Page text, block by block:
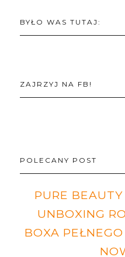
BYŁO WAS TUTAJ:
ZAJRZYJ NA FB!
POLECANY POST
PURE
UNBOXING
BOXA